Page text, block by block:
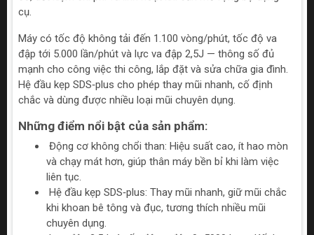
cụ.
Máy có tốc độ không tải đến 1.100 vòng/phút, tốc độ va
đập tới 5.000 lần/phút và lực va đập 2,5J — thông số đủ
mạnh cho công việc thi công, lắp đặt và sửa chữa gia đình.
Hệ đầu kẹp SDS‑plus cho phép thay mũi nhanh, cố định
chắc và dùng được nhiều loại mũi chuyên dụng.
Những điểm nổi bật của sản phẩm:
Động cơ không chổi than: Hiệu suất cao, ít hao mòn
và chạy mát hơn, giúp thân máy bền bỉ khi làm việc
liên tục.
Hệ đầu kẹp SDS‑plus: Thay mũi nhanh, giữ mũi chắc
khi khoan bê tông và đục, tương thích nhiều mũi
chuyên dụng.